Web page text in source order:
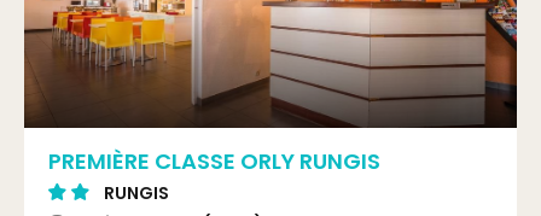
PREMIÈRE CLASSE ORLY RUNGIS
RUNGIS